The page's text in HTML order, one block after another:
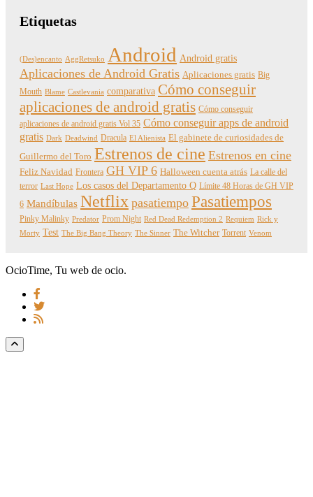
Etiquetas
(Des)encanto AggRetsuko Android Android gratis
Aplicaciones de Android Gratis Aplicaciones gratis Big
Mouth Blame Castlevania comparativa Cómo conseguir
aplicaciones de android gratis Cómo conseguir
aplicaciones de android gratis Vol 35 Cómo conseguir apps de android
gratis Dark Deadwind Dracula El Alienista El gabinete de curiosidades de
Guillermo del Toro Estrenos de cine Estrenos en cine
Feliz Navidad Frontera GH VIP 6 Halloween cuenta atrás La calle del
terror Last Hope Los casos del Departamento Q Límite 48 Horas de GH VIP
6 Mandíbulas Netflix pasatiempo Pasatiempos
Pinky Malinky Predator Prom Night Red Dead Redemption 2 Requiem Rick y
Morty Test The Big Bang Theory The Sinner The Witcher Torrent Venom
OcioTime, Tu web de ocio.